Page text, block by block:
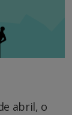
abril, o